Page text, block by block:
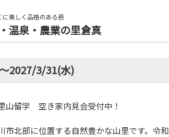
くに美しく品格のある邑
・温泉・農業の里倉真
2027/3/31(水)
里山留学 空き家内見会受付中！
市北部に位置する自然豊かな山里です。令和